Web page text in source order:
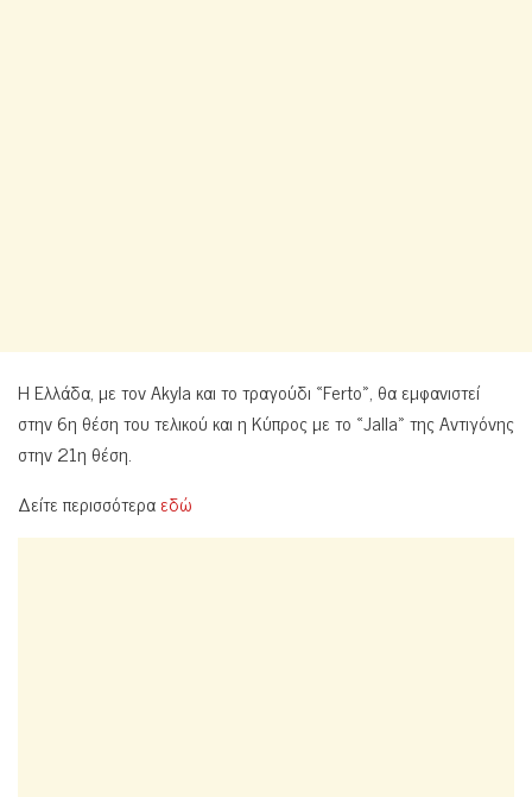
Η Ελλάδα, με τον Akyla και το τραγούδι «Ferto», θα εμφανιστεί
στην 6η θέση του τελικού και η Κύπρος με το «Jalla» της Αντιγόνης
στην 21η θέση.
Δείτε περισσότεραεδώ